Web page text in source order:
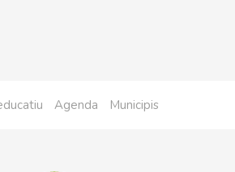
Agenda Municipis